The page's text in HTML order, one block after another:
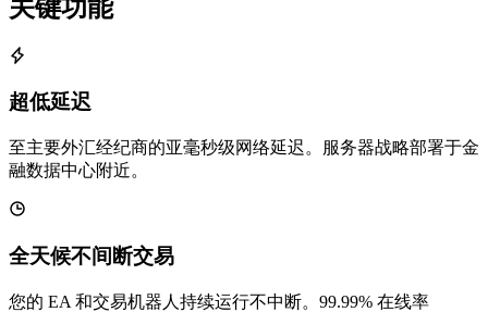
关键功能
超低延迟
至主要外汇经纪商的亚毫秒级网络延迟。服务器战略部署于金
融数据中心附近。
全天候不间断交易
您的 EA 和交易机器人持续运行不中断。99.99% 在线率